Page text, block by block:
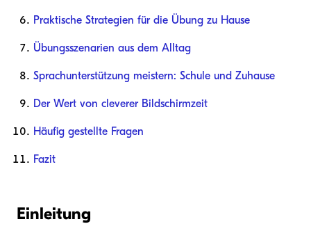
Praktische Strategien für die Übung zu Hause
Übungsszenarien aus dem Alltag
Sprachunterstützung meistern: Schule und Zuhause
Der Wert von cleverer Bildschirmzeit
Häufig gestellte Fragen
Fazit
Einleitung